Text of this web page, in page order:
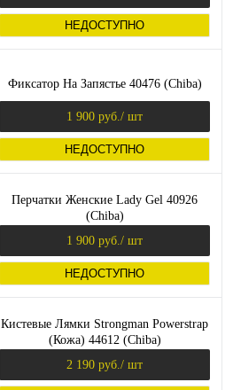
НЕДОСТУПНО
Фиксатор На Запястье 40476 (Chiba)
1 900 руб. / шт
НЕДОСТУПНО
Перчатки Женские Lady Gel 40926
(Chiba)
1 900 руб. / шт
НЕДОСТУПНО
Кистевые Лямки Strongman Powerstrap
(Кожа) 44612 (Chiba)
2 190 руб. / шт